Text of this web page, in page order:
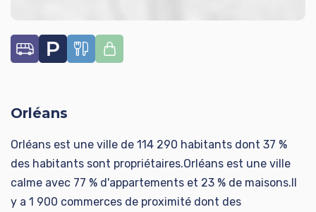
Orléans
Orléans est une ville de 114 290 habitants dont 37 %
des habitants sont propriétaires.Orléans est une ville
calme avec 77 % d'appartements et 23 % de maisons.Il
y a 1 900 commerces de proximité dont des